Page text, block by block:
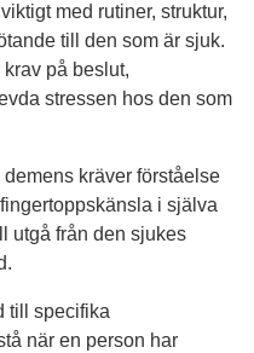
med rutiner, struktur,
till den som är sjuk.
på beslut,
stressen hos den som
kräver förståelse
i själva
utgå från den sjukes
till specifika
när en person har